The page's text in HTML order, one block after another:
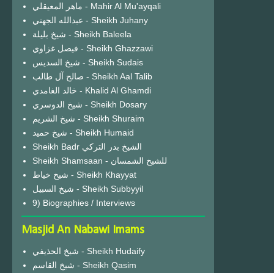
ماهر المعيقلي - Mahir Al Mu'ayqali
عبدالله الجهني - Sheikh Juhany
شيخ بليلة - Sheikh Baleela
فيصل غزاوي - Sheikh Ghazzawi
شيخ السديس - Sheikh Sudais
صالح آل طالب - Sheikh Aal Talib
خالد الغامدي - Khalid Al Ghamdi
شيخ الدوسري - Sheikh Dosary
شيخ الشريم - Sheikh Shuraim
شيخ حميد - Sheikh Humaid
Sheikh Badr الشيخ بدر التركي
Sheikh Shamsaan - للشيخ الشمسان
شيخ خياط - Sheikh Khayyat
شيخ السبيل - Sheikh Subbyyil
9) Biographies / Interviews
Masjid An Nabawi Imams
شيخ الحذيفي - Sheikh Hudaify
شيخ القاسم - Sheikh Qasim